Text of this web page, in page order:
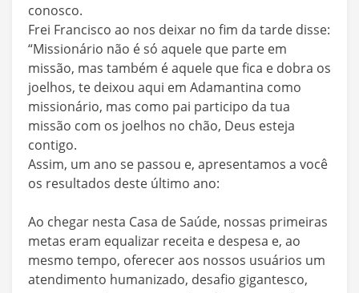
conosco.
Frei Francisco ao nos deixar no fim da tarde disse:
“Missionário não é só aquele que parte em
missão, mas também é aquele que fica e dobra os
joelhos, te deixou aqui em Adamantina como
missionário, mas como pai participo da tua
missão com os joelhos no chão, Deus esteja
contigo.
Assim, um ano se passou e, apresentamos a você
os resultados deste último ano:
Ao chegar nesta Casa de Saúde, nossas primeiras
metas eram equalizar receita e despesa e, ao
mesmo tempo, oferecer aos nossos usuários um
atendimento humanizado, desafio gigantesco,